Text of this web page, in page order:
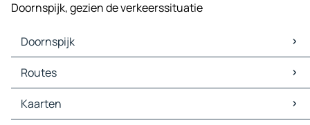
Doornspijk, gezien de verkeerssituatie
Doornspijk
Doornspijk Kaarten
Doornspijk Verkeer
Doornspijk Hotels
Doornspijk Restaurants
Routes
Routes Doornspijk - Kampen
Routes Doornspijk - Elburg
Kaarten